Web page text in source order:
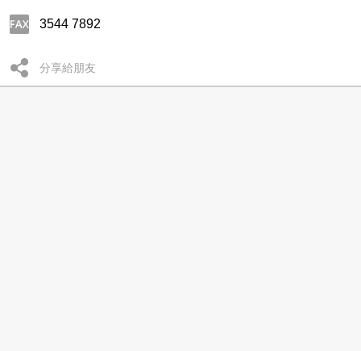
3544 7892
分享給朋友